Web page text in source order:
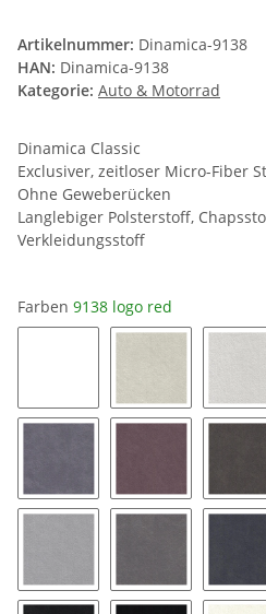
Artikelnummer: Dinamica-9138
HAN: Dinamica-9138
Kategorie: Auto & Motorrad
Dinamica Classic
Exclusiver, zeitloser Micro-Fiber
Ohne Geweberücken
Langlebiger Polsterstoff,
Verkleidungsstoff
Farben 9138 logo red
0019 snow white8401 ice
9154 coal 9153 mauve
9211 silver 9087 stone grey